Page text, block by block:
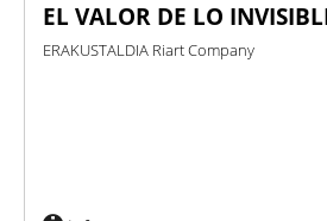
EL VALOR DE LO
ERAKUSTALDIA Riart Company